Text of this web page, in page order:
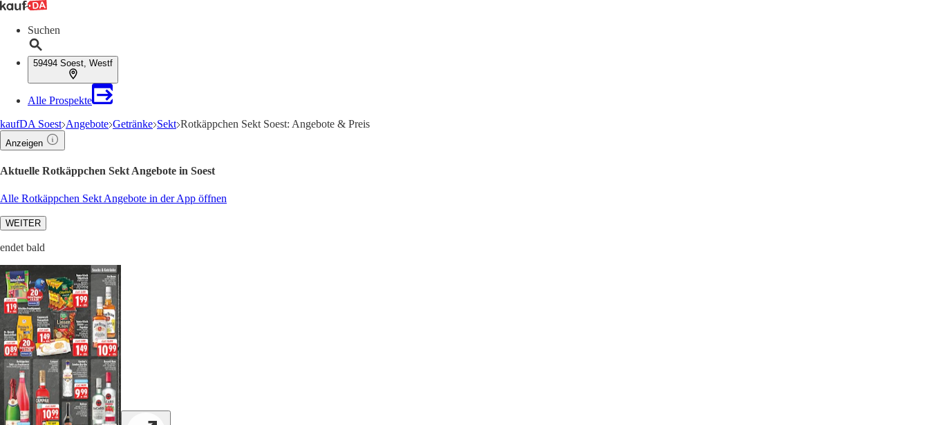
Suchen
59494 Soest, Westf
Alle Prospekte
kaufDA Soest Angebote Getränke Sekt Rotkäppchen Sekt Soest: Angebote & Preis
Anzeigen
Aktuelle Rotkäppchen Sekt Angebote in Soest
Alle Rotkäppchen Sekt Angebote in der App öffnen
WEITER
endet bald